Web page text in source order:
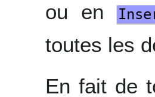
ou en
toutes les
En fait de